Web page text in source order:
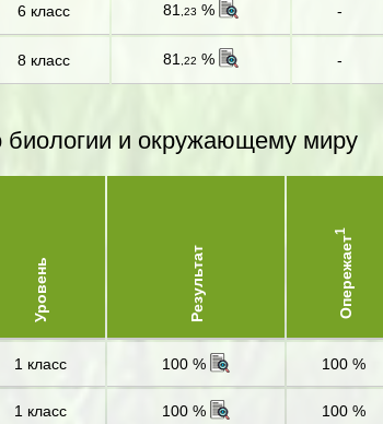
6 класс 81 ,23 % -
8 класс 81 ,22 % -
биологии и окружающему миру
Уровень Результат Опережает
1
1 класс 100 % 100 %
1 класс 100 % 100 %